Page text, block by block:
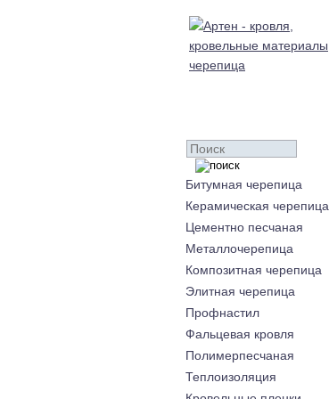
Битумная черепица
Керамическая черепица
Цементно песчаная
Металлочерепица
Композитная черепица
Элитная черепица
Профнастил
Фальцевая кровля
Полимерпесчаная
Теплоизоляция